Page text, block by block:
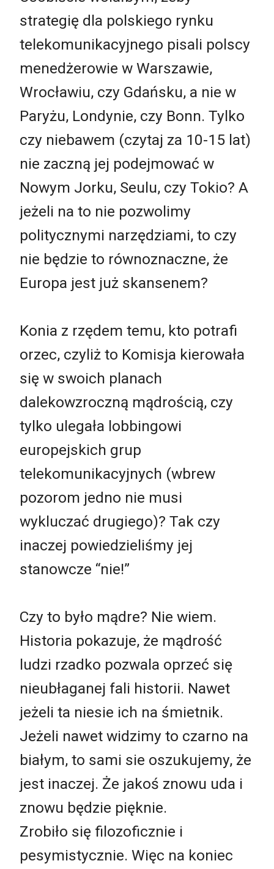
strategię dla polskiego rynku
telekomunikacyjnego pisali polscy
menedżerowie w Warszawie,
Wrocławiu, czy Gdańsku, a nie w
Paryżu, Londynie, czy Bonn. Tylko
czy niebawem (czytaj za 10-15 lat)
nie zaczną jej podejmować w
Nowym Jorku, Seulu, czy Tokio? A
jeżeli na to nie pozwolimy
politycznymi narzędziami, to czy
nie będzie to równoznaczne, że
Europa jest już skansenem?
Konia z rzędem temu, kto potrafi
orzec, czyliż to Komisja kierowała
się w swoich planach
dalekowzroczną mądrością, czy
tylko ulegała lobbingowi
europejskich grup
telekomunikacyjnych (wbrew
pozorom jedno nie musi
wykluczać drugiego)? Tak czy
inaczej powiedzieliśmy jej
stanowcze “nie!”
Czy to było mądre? Nie wiem.
Historia pokazuje, że mądrość
ludzi rzadko pozwala oprzeć się
nieubłaganej fali historii. Nawet
jeżeli ta niesie ich na śmietnik.
Jeżeli nawet widzimy to czarno na
białym, to sami sie oszukujemy, że
jest inaczej. Że jakoś znowu uda i
znowu będzie pięknie.
Zrobiło się filozoficznie i
pesymistycznie. Więc na koniec